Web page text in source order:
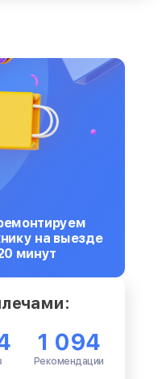
на выезде
минут
1 094
Рекомендации